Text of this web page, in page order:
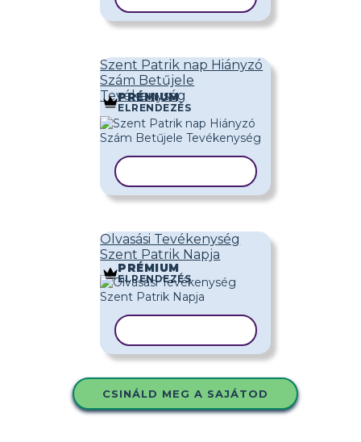
Szent Patrik nap Hiányzó
Szám Betűjele
Tevékenység
PRÉMIUM
ELRENDEZÉS
Olvasási Tevékenység
Szent Patrik Napja
PRÉMIUM
ELRENDEZÉS
CSINÁLD MEG A SAJÁTOD